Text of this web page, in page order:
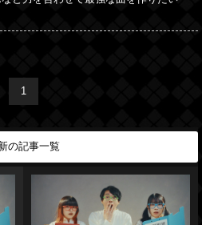
1
の記事一覧